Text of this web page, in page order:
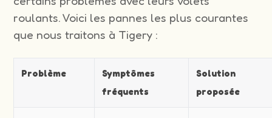
roulants. Voici les pannes les plus courantes
que nous traitons à Tigery :
Problème
Symptômes
fréquents
Solution
proposée